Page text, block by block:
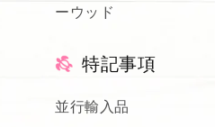
ーウッド
特記事項
並行輸入品